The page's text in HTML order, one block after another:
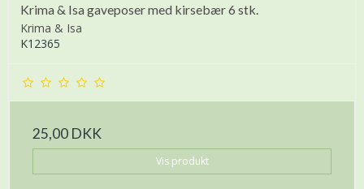
Krima & Isa gaveposer med kirsebær 6 stk.
Krima & Isa
K12365
25,00 DKK
Vis produkt